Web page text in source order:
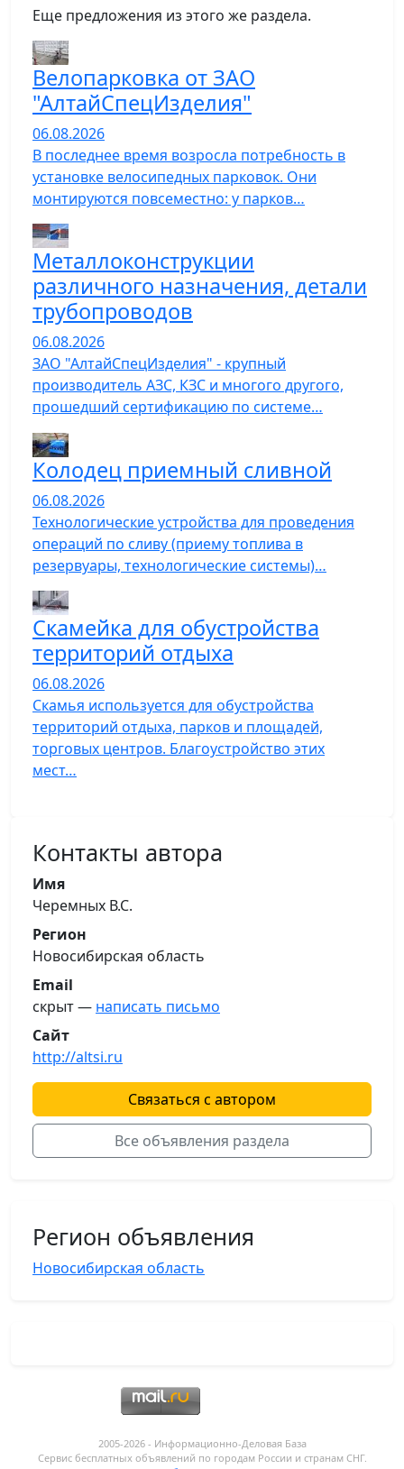
Еще предложения из этого же раздела.
Велопарковка от ЗАО
"АлтайСпецИзделия"
06.08.2026
В последнее время возросла потребность в
установке велосипедных парковок. Они
монтируются повсеместно: у парков…
Металлоконструкции
различного назначения, детали
трубопроводов
06.08.2026
ЗАО "АлтайСпецИзделия" - крупный
производитель АЗС, КЗС и многого другого,
прошедший сертификацию по системе…
Колодец приемный сливной
06.08.2026
Технологические устройства для проведения
операций по сливу (приему топлива в
резервуары, технологические системы)…
Скамейка для обустройства
территорий отдыха
06.08.2026
Скамья используется для обустройства
территорий отдыха, парков и площадей,
торговых центров. Благоустройство этих
мест…
Контакты автора
Имя
Черемных В.С.
Регион
Новосибирская область
Email
скрыт — написать письмо
Сайт
http://altsi.ru
Связаться с автором
Все объявления раздела
Регион объявления
Новосибирская область
2005-2026 - Информационнo-Деловая База
Сервис бесплатных объявлений по городам России и странам СНГ.